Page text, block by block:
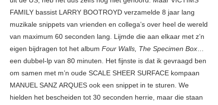
FAMILY bassist LARRY BOOTROYD verzamelde 8 jaar lang
muzikale snippets van vrienden en collega’s over heel de wereld
van maximum 60 seconden lang. Lijmde die aan elkaar met z’n
eigen bijdragen tot het album Four Walls, The Specimen Box…
een dubbel-lp van 80 minuten. Het fijnste is dat ik gevraagd ben
om samen met m’n oude SCALE SHEER SURFACE kompaan
MANUEL SANZ ARQUES ook een snippet in te sturen. We
hielden het bescheiden tot 30 seconden herrie, maar die staan